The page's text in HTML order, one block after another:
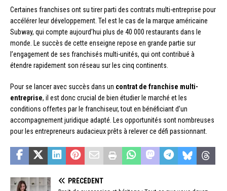
Certaines franchises ont su tirer parti des contrats multi-entreprise pour
accélérer leur développement. Tel est le cas de la marque américaine
Subway, qui compte aujourd’hui plus de 40 000 restaurants dans le
monde. Le succès de cette enseigne repose en grande partie sur
l’engagement de ses franchisés multi-unités, qui ont contribué à
étendre rapidement son réseau sur les cinq continents.
Pour se lancer avec succès dans un contrat de franchise multi-
entreprise, il est donc crucial de bien étudier le marché et les
conditions offertes par le franchiseur, tout en bénéficiant d’un
accompagnement juridique adapté. Les opportunités sont nombreuses
pour les entrepreneurs audacieux prêts à relever ce défi passionnant.
PRÉCÉDENT